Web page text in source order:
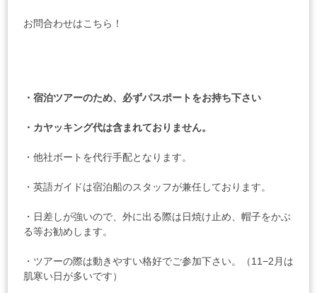
お問合わせはこちら！
・宿泊ツアーのため、必ずパスポートをお持ち下さい
・カヤッキング代は含まれておりません。
・他社ボートを代行手配となります。
・英語ガイドは宿泊船のスタッフが兼任しております。
・日差しが強いので、外に出る際は日焼け止め、帽子をかぶ
る等お勧めします。
・ツアーの際は動きやすい格好でご参加下さい。（11−2月は
肌寒い日が多いです）